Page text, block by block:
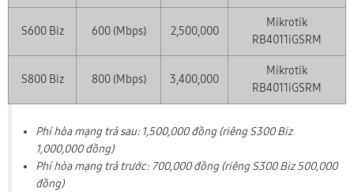
S600 Biz 600 (Mbps) 2,500,000
Mikrotik
RB4011iGSRM
S800 Biz 800 (Mbps) 3,400,000
Mikrotik
RB4011iGSRM
Phí hòa mạng trả sau: 1,500,000 đồng (riêng S300 Biz
1,000,000 đồng)
Phí hòa mạng trả trước: 700,000 đồng (riêng S300 Biz 500,000
đồng)